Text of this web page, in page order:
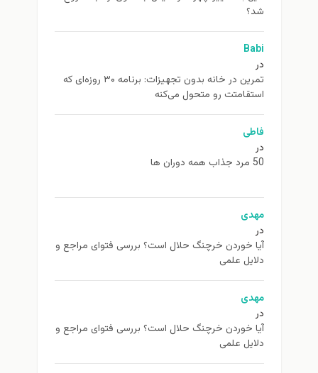
شد؟
Babi
در
تمرین در خانه بدون تجهیزات: برنامه ۳۰ روزه‌ای که
استقامتت رو متحول می‌کنه
فاطی
در
50 مرد جذاب همه دوران ها
مهدی
در
آیا خوردن خرچنگ حلال است؟ بررسی فتوای مراجع و
دلایل علمی
مهدی
در
آیا خوردن خرچنگ حلال است؟ بررسی فتوای مراجع و
دلایل علمی